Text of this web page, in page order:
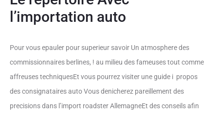
l’importation auto
Pour vous epauler pour superieur savoir Un atmosphere des
commissionnaires berlines, ! au milieu des fameuses tout comme
affreuses techniquesEt vous pourrez visiter une guide i propos
des consignataires auto Vous denicherez pareillement des
precisions dans l’import roadster AllemagneEt des conseils afin